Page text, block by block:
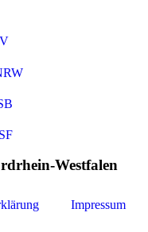
Westfalen
Impressum